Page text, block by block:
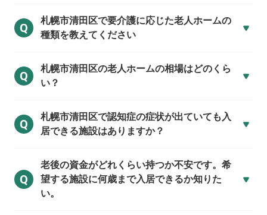
Q
札幌市清田区で要介護に応じた老人ホームの
種類を教えてください
Q
札幌市清田区の老人ホームの相場はどのくら
い？
Q
札幌市清田区で認知症の症状が出ていても入
居できる施設はありますか？
Q
老後の資金がどれくらい持つか不安です。希
望する施設に何歳まで入居できるか知りた
い。